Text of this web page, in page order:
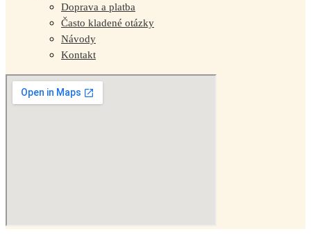
Doprava a platba
Často kladené otázky
Návody
Kontakt